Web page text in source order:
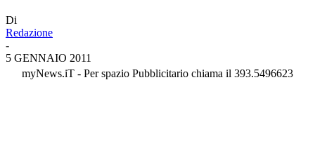
Di
Redazione
-
5 GENNAIO 2011
myNews.iT - Per spazio Pubblicitario chiama il 393.5496623